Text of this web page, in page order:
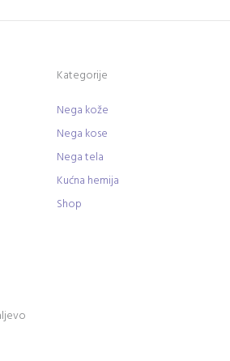
Kategorije
Nega kože
Nega kose
Nega tela
Kućna hemija
Shop